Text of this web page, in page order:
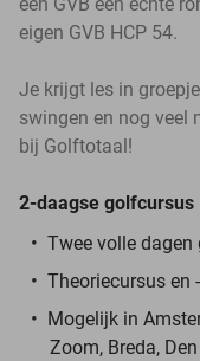
eigen GVB HCP 54.
Je krijgt les in
swingen en nog veel
bij Golftotaal!
2-daagse golfcursus
Twee volle dagen
Theoriecursus en
Mogelijk in
Zoom, Breda,